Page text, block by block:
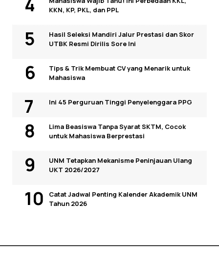
KKN, KP, PKL, dan PPL
Hasil Seleksi Mandiri Jalur Prestasi dan Skor
UTBK Resmi Dirilis Sore Ini
Tips & Trik Membuat CV yang Menarik untuk
Mahasiswa
Ini 45 Perguruan Tinggi Penyelenggara PPG
Lima Beasiswa Tanpa Syarat SKTM, Cocok
untuk Mahasiswa Berprestasi
UNM Tetapkan Mekanisme Peninjauan Ulang
UKT 2026/2027
Catat Jadwal Penting Kalender Akademik UNM
Tahun 2026